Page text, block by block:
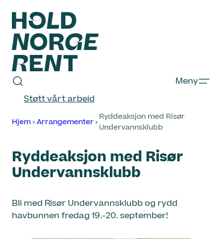
Hopp
innhold
Hold
Norge
Støtt vårt arbeid
Meny
Hjem Arrangementer
Ryddeaksjon med Risør
Undervannsklubb
Ryddeaksjon med Risør
Undervannsklubb
Bli med Risør Undervannsklubb og rydd
havbunnen fredag 19.-20. september!